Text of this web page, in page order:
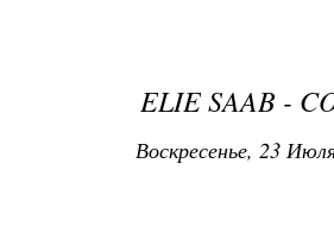
ELIE SAAB -
Воскресенье, 23